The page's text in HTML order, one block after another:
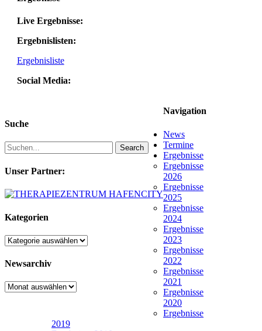
Live Ergebnisse:
Ergebnislisten:
Ergebnisliste
Social Media:
Suche
Search
Unser Partner:
Kategorien
Kategorien
Newsarchiv
Newsarchiv
Navigation
News
Termine
Ergebnisse
Ergebnisse
2026
Ergebnisse
2025
Ergebnisse
2024
Ergebnisse
2023
Ergebnisse
2022
Ergebnisse
2021
Ergebnisse
2020
Ergebnisse
2019